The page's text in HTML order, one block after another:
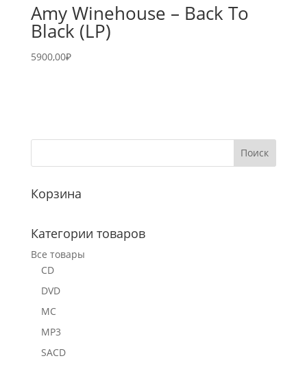
Amy Winehouse – Back To
Black (LP)
5900,00₽
Корзина
Категории товаров
Все товары
CD
DVD
MC
MP3
SACD